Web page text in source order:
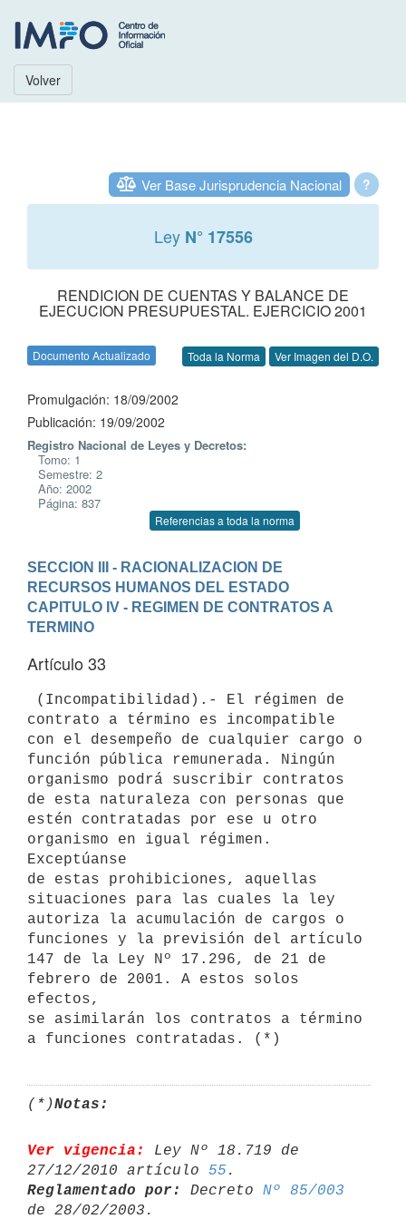
Volver
?
Ver Base Jurisprudencia Nacional
Ley N° 17556
RENDICION DE CUENTAS Y BALANCE DE
EJECUCION PRESUPUESTAL. EJERCICIO 2001
Documento Actualizado Toda la Norma Ver Imagen del D.O.
Promulgación: 18/09/2002
Publicación: 19/09/2002
Registro Nacional de Leyes y Decretos:
Tomo: 1
Semestre: 2
Año: 2002
Página: 837
Referencias a toda la norma
SECCION III - RACIONALIZACION DE
RECURSOS HUMANOS DEL ESTADO
CAPITULO IV - REGIMEN DE CONTRATOS A
TERMINO
Artículo 33
contrato a término es incompatible
con el desempeño de cualquier cargo o
función pública remunerada. Ningún
organismo podrá suscribir contratos
de esta naturaleza con personas que
estén contratadas por ese u otro
organismo en igual régimen.
Exceptúanse
de estas prohibiciones, aquellas
situaciones para las cuales la ley
autoriza la acumulación de cargos o
funciones y la previsión del artículo
147 de la Ley Nº 17.296, de 21 de
febrero de 2001. A estos solos
efectos,
se asimilarán los contratos a término
(*)Notas:
Ver vigencia:
Ley Nº 18.719 de
27/12/2010 artículo 55
Reglamentado por:
Decreto Nº 85/003